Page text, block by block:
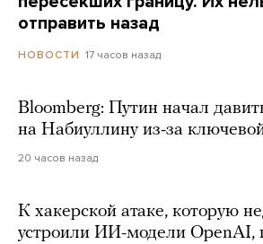
отправить назад
НОВОСТИ 17 часов назад
Bloomberg: Путин начал
на Набиуллину из-за
20 часов назад
К хакерской атаке, которую
устроили ИИ-модели OpenAI,